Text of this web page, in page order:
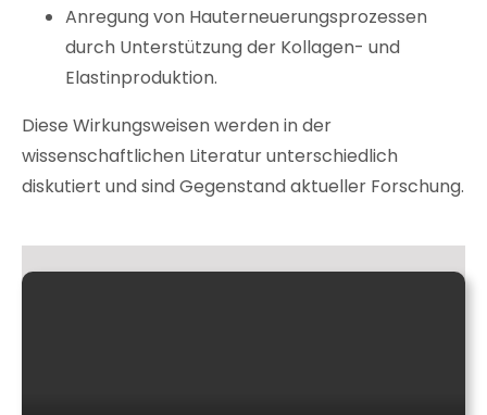
Anregung von Hauterneuerungsprozessen
durch Unterstützung der Kollagen- und
Elastinproduktion.
Diese Wirkungsweisen werden in der
wissenschaftlichen Literatur unterschiedlich
diskutiert und sind Gegenstand aktueller Forschung.